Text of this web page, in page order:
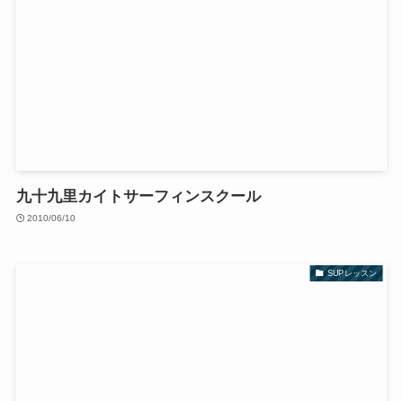
九十九里カイトサーフィンスクール
2010/06/10
SUPレッスン